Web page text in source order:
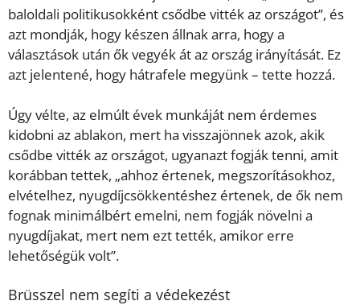
baloldali politikusokként csődbe vitték az országot”, és
azt mondják, hogy készen állnak arra, hogy a
választások után ők vegyék át az ország irányítását. Ez
azt jelentené, hogy hátrafele megyünk – tette hozzá.
Úgy vélte, az elmúlt évek munkáját nem érdemes
kidobni az ablakon, mert ha visszajönnek azok, akik
csődbe vitték az országot, ugyanazt fogják tenni, amit
korábban tettek, „ahhoz értenek, megszorításokhoz,
elvételhez, nyugdíjcsökkentéshez értenek, de ők nem
fognak minimálbért emelni, nem fogják növelni a
nyugdíjakat, mert nem ezt tették, amikor erre
lehetőségük volt”.
Brüsszel nem segíti a védekezést